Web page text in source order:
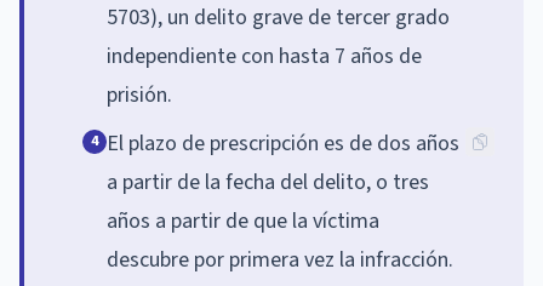
5703), un delito grave de tercer grado
independiente con hasta 7 años de
prisión.
4 El plazo de prescripción es de dos años
a partir de la fecha del delito, o tres
años a partir de que la víctima
descubre por primera vez la infracción.